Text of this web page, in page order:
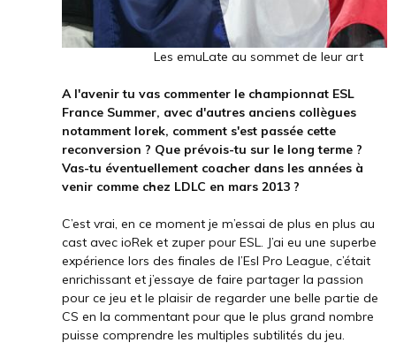
Les emuLate au sommet de leur art
A l'avenir tu vas commenter le championnat ESL
France Summer, avec d'autres anciens collègues
notamment Iorek, comment s'est passée cette
reconversion ? Que prévois-tu sur le long terme ?
Vas-tu éventuellement coacher dans les années à
venir comme chez LDLC en mars 2013 ?
C’est vrai, en ce moment je m’essai de plus en plus au
cast avec ioRek et zuper pour ESL. J’ai eu une superbe
expérience lors des finales de l’Esl Pro League, c’était
enrichissant et j’essaye de faire partager la passion
pour ce jeu et le plaisir de regarder une belle partie de
CS en la commentant pour que le plus grand nombre
puisse comprendre les multiples subtilités du jeu.